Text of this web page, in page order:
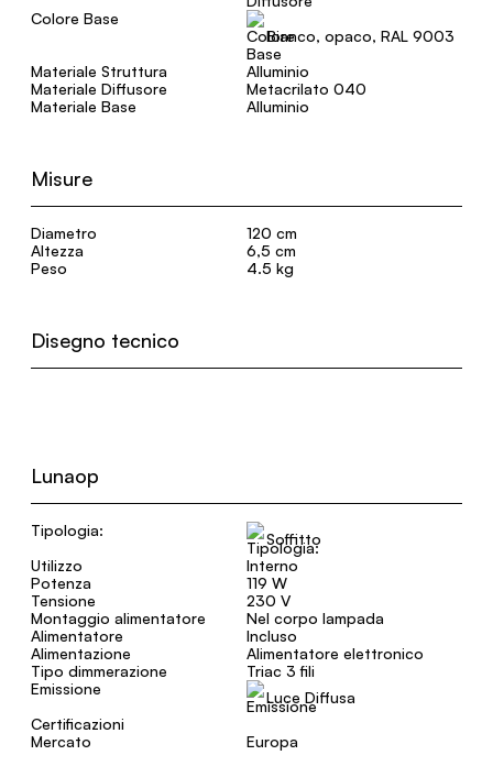
Colore Base
Bianco, opaco, RAL 9003
Materiale Struttura
Alluminio
Materiale Diffusore
Metacrilato 040
Materiale Base
Alluminio
Misure
Diametro
120 cm
Altezza
6,5 cm
Peso
4.5 kg
Disegno tecnico
Lunaop
Tipologia:
Soffitto
Utilizzo
Interno
Potenza
119 W
Tensione
230 V
Montaggio alimentatore
Nel corpo lampada
Alimentatore
Incluso
Alimentazione
Alimentatore elettronico
Tipo dimmerazione
Triac 3 fili
Emissione
Luce Diffusa
Certificazioni
Mercato
Europa